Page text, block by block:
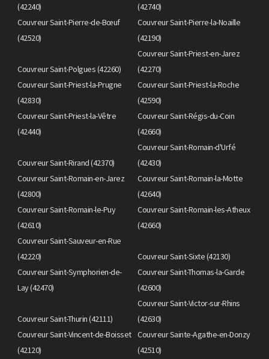
(42240)
(42740)
Couvreur Saint-Pierre-de-Bœuf
(42520)
Couvreur Saint-Pierre-la-Noaille
(42190)
Couvreur Saint-Polgues (42260)
Couvreur Saint-Priest-en-Jarez
(42270)
Couvreur Saint-Priest-la-Prugne
(42830)
Couvreur Saint-Priest-la-Roche
(42590)
Couvreur Saint-Priest-la-Vêtre
(42440)
Couvreur Saint-Régis-du-Coin
(42660)
Couvreur Saint-Rirand (42370)
Couvreur Saint-Romain-d'Urfé
(42430)
Couvreur Saint-Romain-en-Jarez
(42800)
Couvreur Saint-Romain-la-Motte
(42640)
Couvreur Saint-Romain-le-Puy
(42610)
Couvreur Saint-Romain-les-Atheux
(42660)
Couvreur Saint-Sauveur-en-Rue
(42220)
Couvreur Saint-Sixte (42130)
Couvreur Saint-Symphorien-de-
Lay (42470)
Couvreur Saint-Thomas-la-Garde
(42600)
Couvreur Saint-Thurin (42111)
Couvreur Saint-Victor-sur-Rhins
(42630)
Couvreur Saint-Vincent-de-Boisset
(42120)
Couvreur Sainte-Agathe-en-Donzy
(42510)